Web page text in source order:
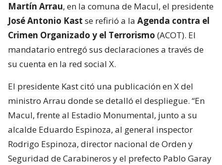
Martín Arrau, en la comuna de Macul, el presidente
José Antonio Kast se refirió a la Agenda contra el
Crimen Organizado y el Terrorismo (ACOT). El
mandatario entregó sus declaraciones a través de
su cuenta en la red social X.
El presidente Kast citó una publicación en X del
ministro Arrau donde se detalló el despliegue. “En
Macul, frente al Estadio Monumental, junto a su
alcalde Eduardo Espinoza, al general inspector
Rodrigo Espinoza, director nacional de Orden y
Seguridad de Carabineros y el prefecto Pablo Garay